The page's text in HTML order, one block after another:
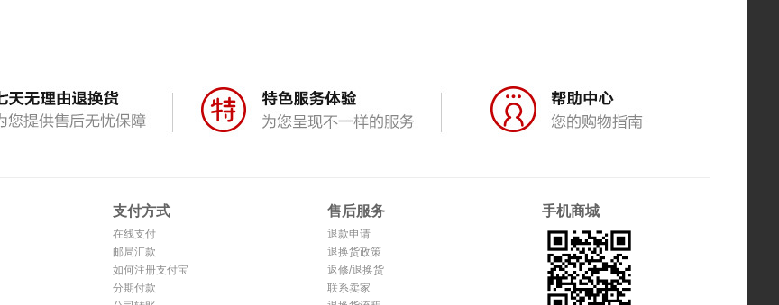
支付方式
在线支付
邮局汇款
如何注册支付宝
分期付款
售后服务
退款申请
退换货政策
返修/退换货
联系卖家
手机商城